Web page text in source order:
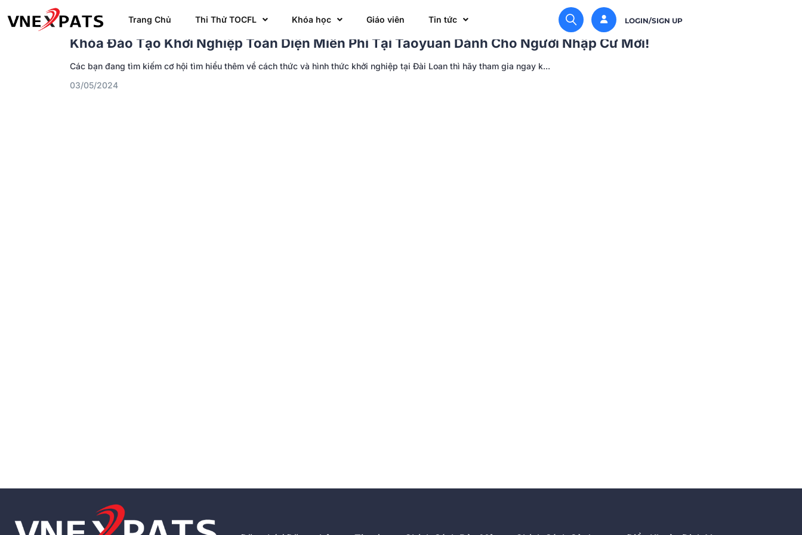
Trang Chủ Thi Thử TOCFL Khóa học Giáo viên Tin tức LOGIN/SIGN UP
Khóa Đào Tạo Khởi Nghiệp Toàn Diện Miễn Phí Tại Taoyuan Dành Cho Người Nhập Cư Mới!
Các bạn đang tìm kiếm cơ hội tìm hiểu thêm về cách thức và hình thức khởi nghiệp tại Đài Loan thì hãy tham gia ngay k...
03/05/2024